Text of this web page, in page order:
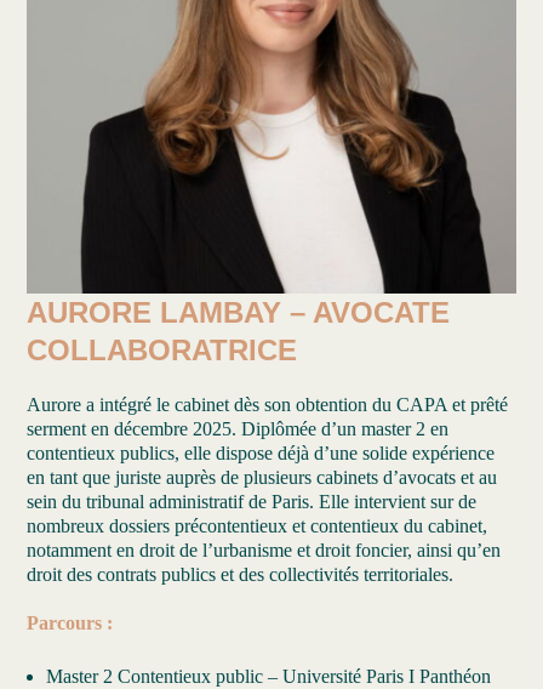
AURORE LAMBAY – AVOCATE
COLLABORATRICE
Aurore a intégré le cabinet dès son obtention du CAPA et prêté
serment en décembre 2025. Diplômée d’un master 2 en
contentieux publics, elle dispose déjà d’une solide expérience
en tant que juriste auprès de plusieurs cabinets d’avocats et au
sein du tribunal administratif de Paris. Elle intervient sur de
nombreux dossiers précontentieux et contentieux du cabinet,
notamment en droit de l’urbanisme et droit foncier, ainsi qu’en
droit des contrats publics et des collectivités territoriales.
Parcours :
Master 2 Contentieux public – Université Paris I Panthéon